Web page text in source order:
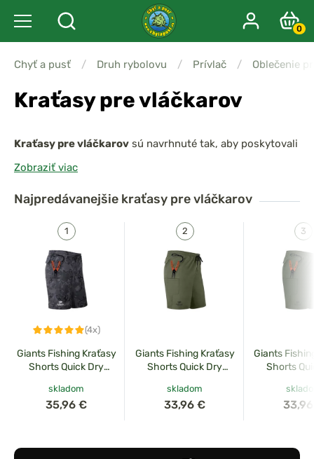
0
Chyť a pusť / Druh rybolovu / Prívlač / Oblečenie
Kraťasy pre vláčkarov
Kraťasy pre vláčkarov sú navrhnuté tak, aby poskytovali
maximálny komfort, voľnosť pohybu a praktičnosť
schnúcim materiálomzabezpečia pohodlie aj pri
mať najdôležitejšie vybavenie vždy po ruke.
Zobraziť viac
Najpredávanejšie kraťasy pre vláčkarov
(4x)
Giants Fishing Kraťasy
Shorts Quick Dry
skladom
35,96 €
Giants Fishing Kraťasy
Shorts Quick Dry
skladom
33,96 €
Giants
Shorts